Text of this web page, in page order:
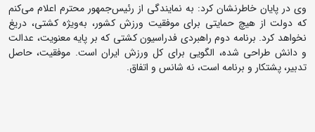
وی در پایان خاطرنشان کرد: به نمایندگی از رئیس‌جمهور محترم اعلام می‌کنم
که دولت از هیچ حمایتی برای موفقیت ورزش کشور، به‌ویژه کشتی، دریغ
نخواهد کرد. برنامه دوم راهبردی فدراسیون کشتی که بر پایه معنویت، عدالت
و دانش طراحی شده، الگویی برای کل ورزش ایران است. موفقیت، حاصل
تدبیر، پشتکار و برنامه است، نه شانس و اتفاق.